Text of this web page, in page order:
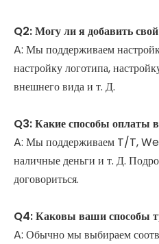
Q2: Могу ли я добавить
A: Мы поддерживаем
настройку логотипа,
внешнего вида и т. Д.
Q3: Какие способы оплаты
A: Мы поддерживаем T/T,
наличные деньги и т. Д.
договориться.
Q4: Каковы ваши способы
A: Обычно мы выбираем